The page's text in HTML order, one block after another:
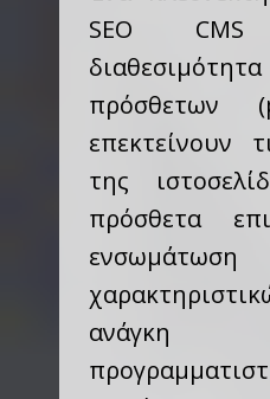
SEO
πρόσθετων
επεκτείνουν
της
πρόσθετα